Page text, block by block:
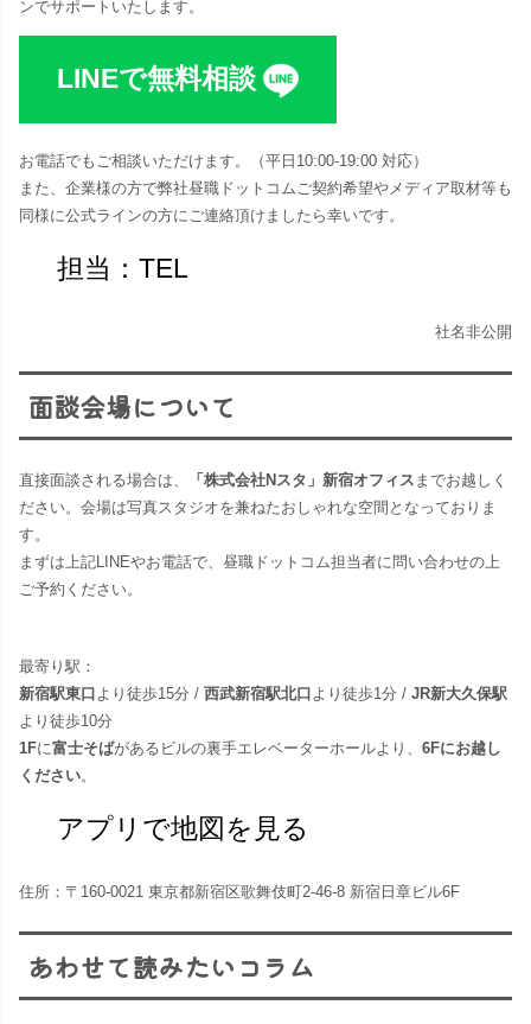
ンでサポートいたします。
LINEで無料相談
お電話でもご相談いただけます。（平日10:00-19:00 対応​）
また、企業様の方で弊社昼職ドットコムご契約希望やメディア取材等も
同様に公式ラインの方にご連絡頂けましたら幸いです。
担当：TEL
社名非公開
面談会場について
直接面談される場合は、 「株式会社Nスタ」新宿オフィス までお越しく
ださい。​会場は写真スタジオを兼ねたおしゃれな空間となっておりま
す。
まずは上記LINEやお電話で、昼職ドットコム担当者に問い合わせの上
ご予約ください。
最寄り駅：
新宿駅東口 より徒歩15分 / 西武新宿駅北口 より徒歩1分 / JR新大久保駅
より徒歩10分
1Fに富士そばがあるビルの裏手エレベーターホールより、 6Fにお越し
ください。
アプリで地図を見る
住所：〒160-0021 東京都新宿区歌舞伎町2-46-8 新宿日章ビル6F
あわせて読みたいコラム